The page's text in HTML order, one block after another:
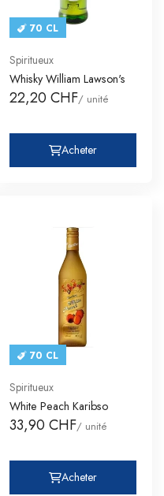
70 CL
Spiritueux
Whisky William Lawson's
22,20 CHF/ unité
Acheter
70 CL
Spiritueux
White Peach Karibso
33,90 CHF/ unité
Acheter